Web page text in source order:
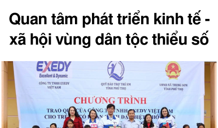
Quan tâm phát triển kinh tế -
xã hội vùng dân tộc thiểu số